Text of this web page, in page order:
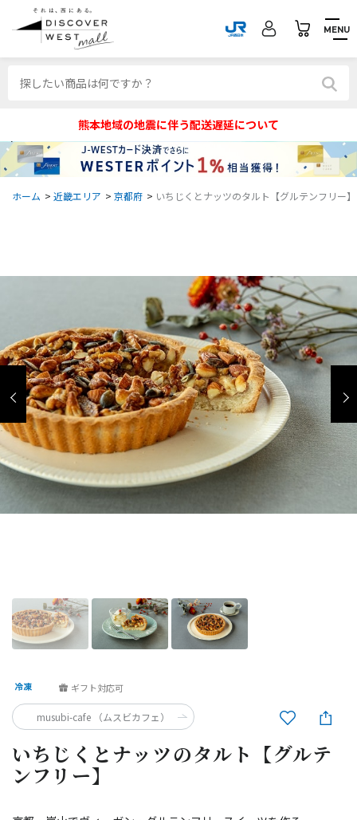
MENU
熊本地域の地震に伴う配送遅延について
ホーム > 近畿エリア > 京都府 > いちじくとナッツのタルト【グルテンフリー】
いちじくとナッツのタルト【グルテ
ンフリー】
ギフト対応可
musubi-cafe （ムスビカフェ）